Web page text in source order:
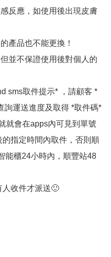
反應，如使用後出現皮膚
產品也不能更換！
並不保證使用後對個人的
sms取件提示* ，請顧客 *
詢運送進度及取得 *取件碼*
就會在apps內可見到單號
指定時間內取件，否則順
能櫃24小時內，順豐站48
人收件才派送🙂